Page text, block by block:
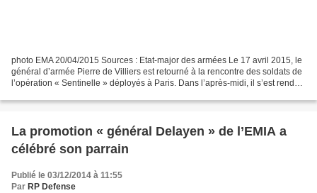
photo EMA 20/04/2015 Sources : Etat-major des armées Le 17 avril 2015, le
général d’armée Pierre de Villiers est retourné à la rencontre des soldats de
l’opération « Sentinelle » déployés à Paris. Dans l’après-midi, il s’est rendu
La promotion « général Delayen » de l’EMIA a
célébré son parrain
Publié le 03/12/2014 à 11:55
Par RP Defense